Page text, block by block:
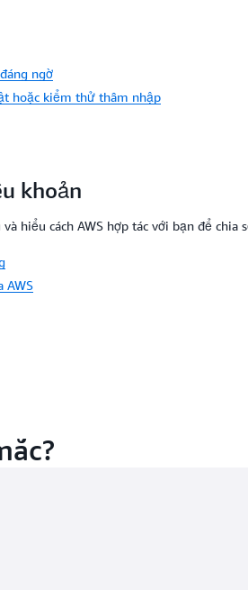
ngờ
hoặc kiểm thử thâm nhập
khoản
hiểu cách AWS hợp tác với bạn để
AWS